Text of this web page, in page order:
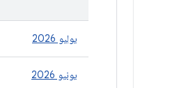
يوليو 2026
يونيو 2026